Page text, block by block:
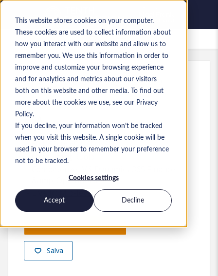
This website stores cookies on your computer.
These cookies are used to collect information about
how you interact with our website and allow us to
remember you. We use this information in order to
improve and customize your browsing experience
and for analytics and metrics about our visitors
both on this website and other media. To find out
more about the cookies we use, see our Privacy
Policy.
If you decline, your information won’t be tracked
when you visit this website. A single cookie will be
used in your browser to remember your preference
not to be tracked.
Cookies settings
Accept Decline
Lavori salvati
Rif.: a0MP900000A18sD.2_1778791859
F&O Consultant
USA
60 USD to 65 USD USD
Consultant
&amp; Operations
Livello:Mid-level
Salva
Presenta la tua candidatura